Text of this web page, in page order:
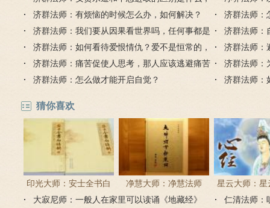
如何正确理解？
济群法师：有烦恼的时候怎么办，如何解决？
济群法师：
济群法师：我们要从因果看世界吗，任何事都是
有原因的吗？
济群法师：
调整心态？
济群法师：如何看待爱恨情仇？爱不是恒常的，
恨也不是固定的
济群法师：
接近真实？
济群法师：痛苦促使人思考，那人应该逃避痛苦
吗？
济群法师：
济群法师：怎么做才能开启自觉？
济群法师：
猜你喜欢
印光大师：安士全书白
话解
净慧大师：净慧法师
《楞严经》浅译
星云大师：星
《心经
大寂尼师：一般人在家里可以读诵《地藏经》
仁清法师：